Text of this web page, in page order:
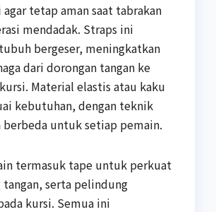
agar tetap aman saat tabrakan
mendadak. Straps ini
bergeser, meningkatkan
dari dorongan tangan ke
Material elastis atau kaku
kebutuhan, dengan teknik
berbeda untuk setiap pemain.
termasuk tape untuk perkuat
tangan, serta pelindung
kursi. Semua ini